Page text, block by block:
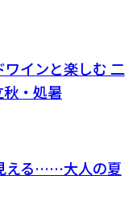
インと楽しむ 二
・処暑
える……大人の夏